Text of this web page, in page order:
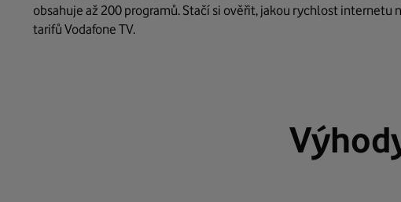
obsahuje až 200 programů. Stačí si ověřit, jakou rychlost internetu
tarifů Vodafone TV.